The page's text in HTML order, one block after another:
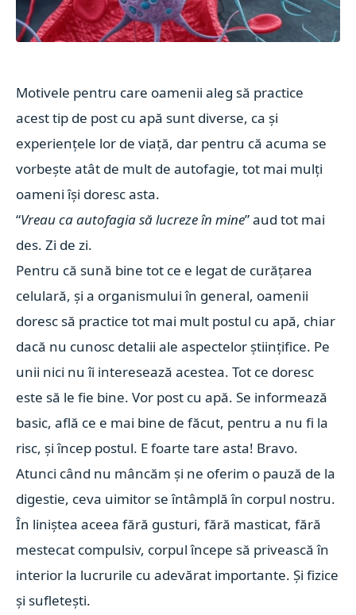
Motivele pentru care oamenii aleg să practice
acest tip de post cu apă sunt diverse, ca și
experiențele lor de viață, dar pentru că acuma se
vorbește atât de mult de autofagie, tot mai mulți
oameni își doresc asta.
“Vreau ca autofagia să lucreze în mine” aud tot mai
des. Zi de zi.
Pentru că sună bine tot ce e legat de curățarea
celulară, și a organismului în general, oamenii
doresc să practice tot mai mult postul cu apă, chiar
dacă nu cunosc detalii ale aspectelor științifice. Pe
unii nici nu îi interesează acestea. Tot ce doresc
este să le fie bine. Vor post cu apă. Se informează
basic, află ce e mai bine de făcut, pentru a nu fi la
risc, și încep postul. E foarte tare asta! Bravo.
Atunci când nu mâncăm și ne oferim o pauză de la
digestie, ceva uimitor se întâmplă în corpul nostru.
În liniștea aceea fără gusturi, fără masticat, fără
mestecat compulsiv, corpul începe să privească în
interior la lucrurile cu adevărat importante. Și fizice
și sufletești.